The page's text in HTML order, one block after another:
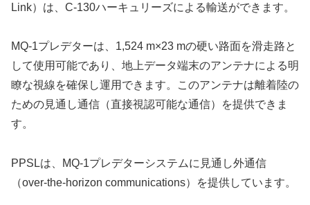
Link）は、C-130ハーキュリーズによる輸送ができます。
MQ-1プレデターは、1,524 m×23 mの硬い路面を滑走路と
して使用可能であり、地上データ端末のアンテナによる明
瞭な視線を確保し運用できます。このアンテナは離着陸の
ための見通し通信（直接視認可能な通信）を提供できま
す。
PPSLは、MQ-1プレデターシステムに見通し外通信
（over-the-horizon communications）を提供しています。